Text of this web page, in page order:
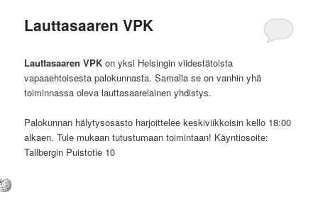
Lauttasaaren VPK
Lauttasaaren VPK on yksi Helsingin viidestätoista
vapaaehtoisesta palokunnasta. Samalla se on vanhin yhä
toiminnassa oleva lauttasaarelainen yhdistys.
Palokunnan hälytysosasto harjoittelee keskiviikkoisin kello 18:00
alkaen. Tule mukaan tutustumaan toimintaan! Käyntiosoite:
Tallbergin Puistotie 10